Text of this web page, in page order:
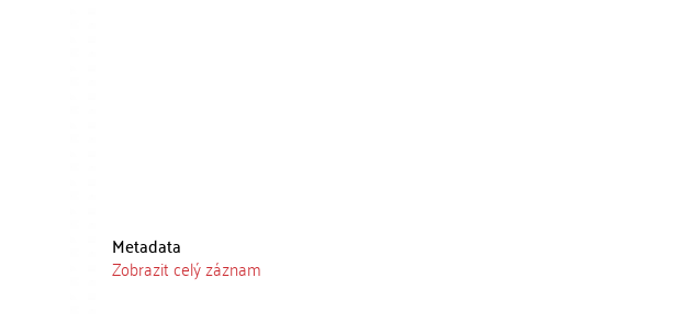
Metadata
Zobrazit celý záznam